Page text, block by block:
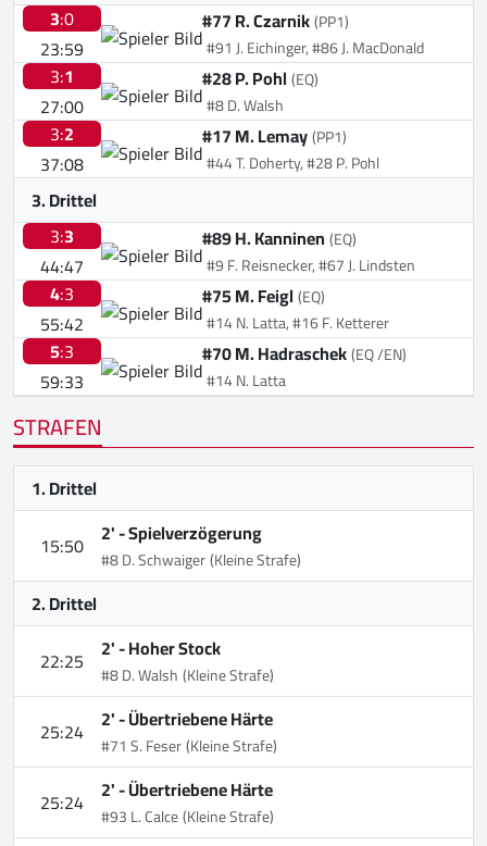
3:0
23:59
#77 R. Czarnik(PP1)
#91 J. Eichinger, #86 J. MacDonald
3:1
27:00
#28 P. Pohl(EQ)
#8 D. Walsh
3:2
37:08
#17 M. Lemay(PP1)
#44 T. Doherty, #28 P. Pohl
3. Drittel
3:3
44:47
#89 H. Kanninen(EQ)
#9 F. Reisnecker, #67 J. Lindsten
4:3
55:42
#75 M. Feigl(EQ)
#14 N. Latta, #16 F. Ketterer
5:3
59:33
#70 M. Hadraschek(EQ /EN)
#14 N. Latta
STRAFEN
1. Drittel
15:50 2' -Spielverzögerung
#8 D. Schwaiger(Kleine Strafe)
2. Drittel
22:25 2' -Hoher Stock
#8 D. Walsh(Kleine Strafe)
25:24 2' -Übertriebene Härte
#71 S. Feser(Kleine Strafe)
25:24 2' -Übertriebene Härte
#93 L. Calce(Kleine Strafe)